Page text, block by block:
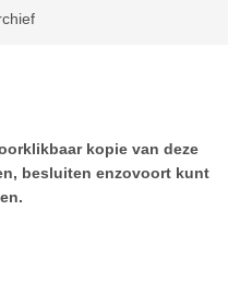
kopie van deze
besluiten enzovoort kunt